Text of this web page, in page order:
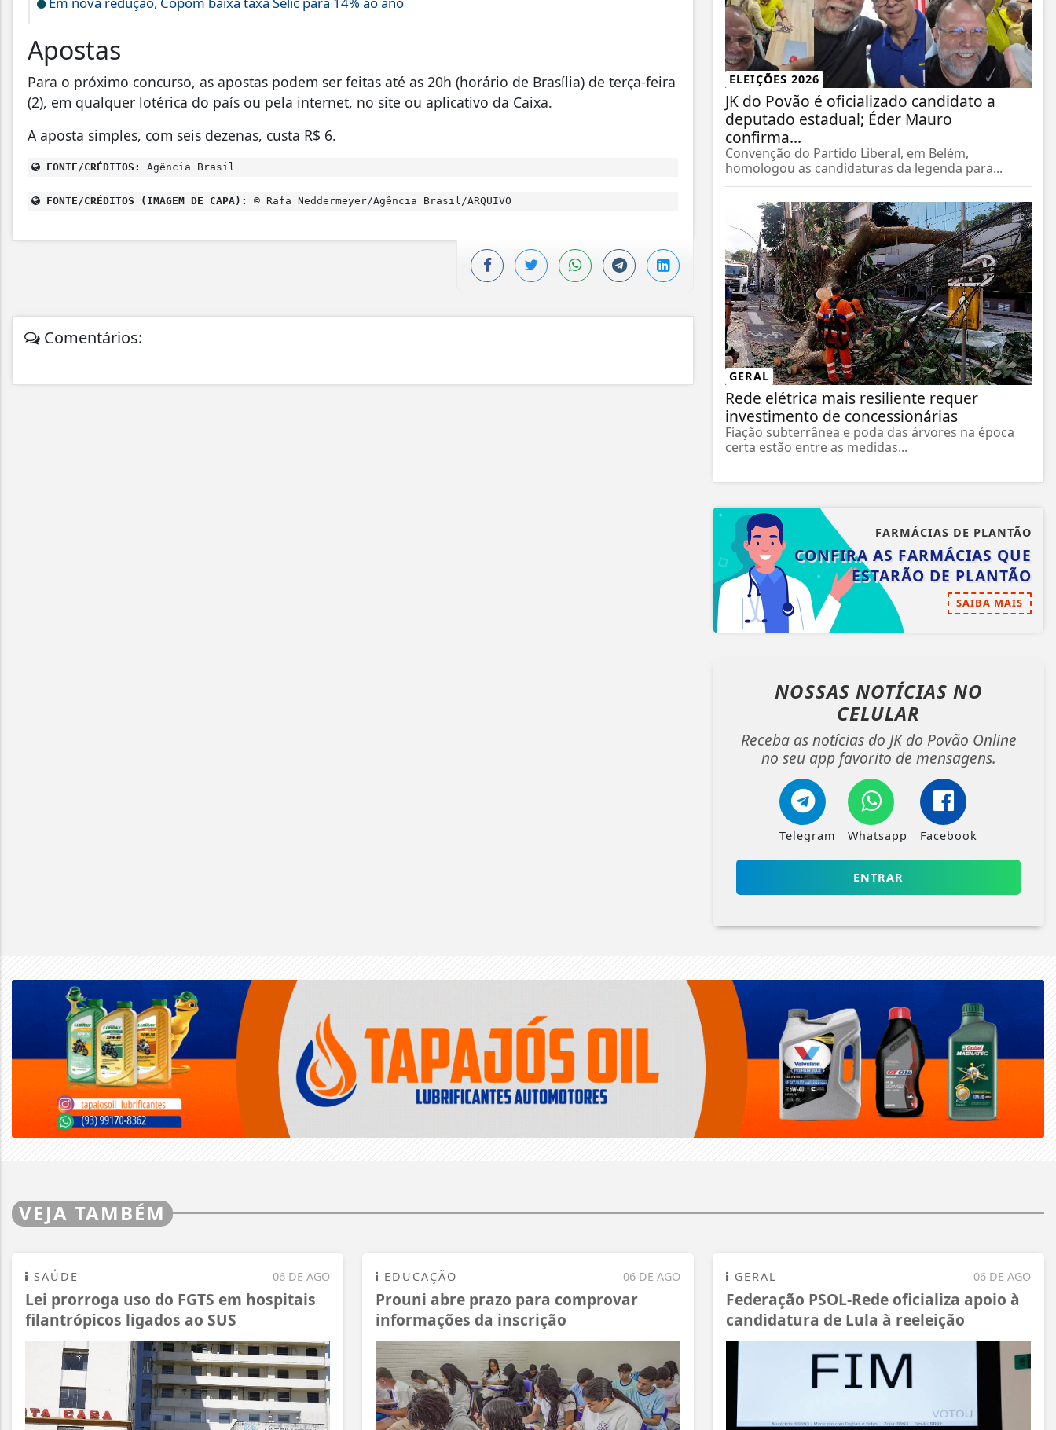
Apostas
Para o próximo concurso, as apostas podem ser feitas até as 20h (horário de Brasília) de terça-feira
(2), em qualquer lotérica do país ou pela internet, no site ou aplicativo da Caixa.
A aposta simples, com seis dezenas, custa R$ 6.
FONTE/CRÉDITOS: Agência Brasil
FONTE/CRÉDITOS (IMAGEM DE CAPA): © Rafa Neddermeyer/Agência Brasil/ARQUIVO
Comentários:
ELEIÇÕES 2026
JK do Povão é oficializado candidato a
deputado estadual; Éder Mauro
confirma...
Convenção do Partido Liberal, em Belém,
homologou as candidaturas da legenda para...
GERAL
Rede elétrica mais resiliente requer
investimento de concessionárias
Fiação subterrânea e poda das árvores na época
certa estão entre as medidas...
FARMÁCIAS DE PLANTÃO
CONFIRA AS FARMÁCIAS QUE
ESTARÃO DE PLANTÃO
SAIBA MAIS
NOSSAS NOTÍCIAS NO
CELULAR
Receba as notícias do JK do Povão Online
no seu app favorito de mensagens.
Telegram Whatsapp Facebook
ENTRAR
VEJA TAMBÉM
06 DE AGO
SAÚDE
Lei prorroga uso do FGTS em hospitais
filantrópicos ligados ao SUS
06 DE AGO
EDUCAÇÃO
Prouni abre prazo para comprovar
informações da inscrição
06 DE AGO
GERAL
Federação PSOL-Rede oficializa apoio à
candidatura de Lula à reeleição